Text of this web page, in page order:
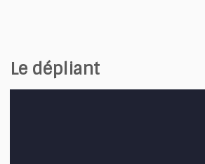
Le dépliant